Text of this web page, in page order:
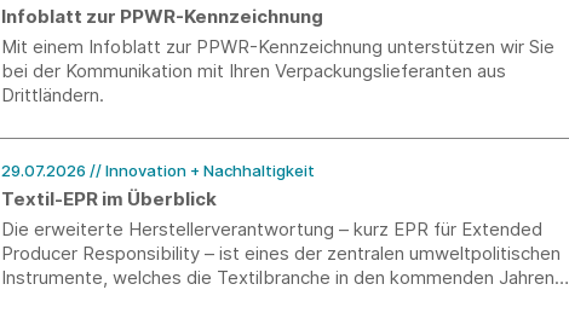
Infoblatt zur PPWR-Kennzeichnung
Mit einem Infoblatt zur PPWR-Kennzeichnung unterstützen wir Sie
bei der Kommunikation mit Ihren Verpackungslieferanten aus
Drittländern.
29.07.2026 // Innovation + Nachhaltigkeit
Textil-EPR im Überblick
Die erweiterte Herstellerverantwortung – kurz EPR für Extended
Producer Responsibility – ist eines der zentralen umweltpolitischen
Instrumente, welches die Textilbranche in den kommenden Jahren